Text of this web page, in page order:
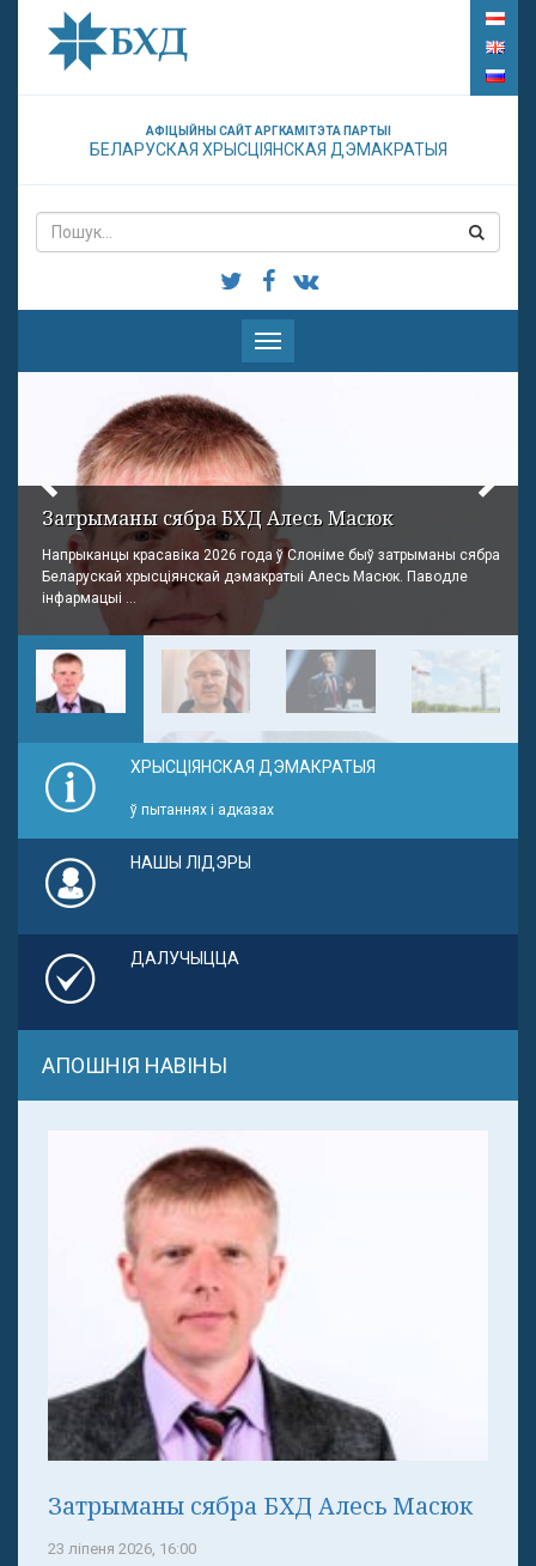
АФІЦЫЙНЫ САЙТ АРГКАМІТЭТА ПАРТЫІ
БЕЛАРУСКАЯ ХРЫСЦІЯНСКАЯ ДЭМАКРАТЫЯ
Паказаць
меню
Затрыманы сябра БХД Алесь Масюк
Напрыканцы красавіка 2026 года ў Слоніме быў затрыманы сябра
Беларускай хрысціянскай дэмакратыі Алесь Масюк. Паводле
інфармацыі ...
ХРЫСЦІЯНСКАЯ ДЭМАКРАТЫЯ
ў пытаннях і адказах
НАШЫ ЛІДЭРЫ
ДАЛУЧЫЦЦА
АПОШНІЯ НАВІНЫ
Затрыманы сябра БХД Алесь Масюк
23 ліпеня 2026, 16:00